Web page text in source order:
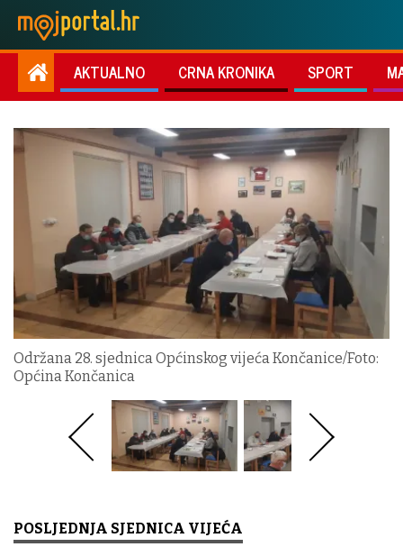
AKTUALNO CRNA KRONIKA SPORT
Održana 28. sjednica Općinskog vijeća Končanice/Foto:
Općina Končanica
POSLJEDNJA SJEDNICA VIJEĆA